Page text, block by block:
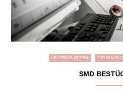
LEITERPLATTEN
SMD